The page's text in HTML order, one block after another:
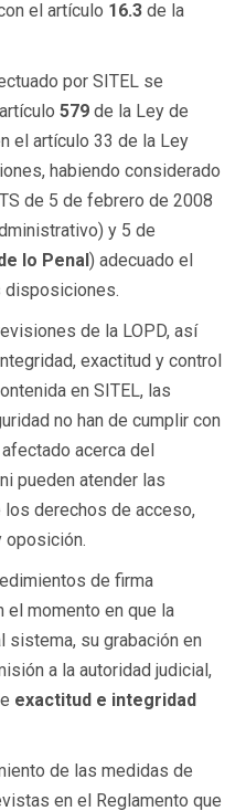
el artículo 16.3 de la
por SITEL se
579 de la Ley de
el artículo 33 de la Ley
habiendo considerado
de 5 de febrero de 2008
y 5 de
lo Penal) adecuado el
disposiciones.
de la LOPD, así
exactitud y control
en SITEL, las
no han de cumplir con
acerca del
ni pueden atender las
derechos de acceso,
oposición.
de firma
el momento en que la
sistema, su grabación en
a la autoridad judicial,
exactitud e integridad
de las medidas de
en el Reglamento que